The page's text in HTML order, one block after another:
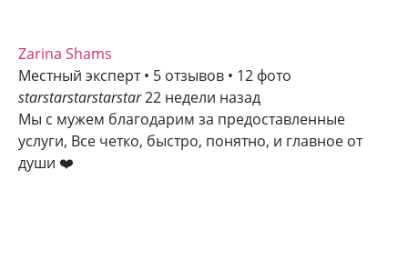
Zarina Shams
Местный эксперт • 5 отзывов • 12 фото
starstarstarstarstar22 недели назад
Мы с мужем благодарим за предоставленные
услуги, Все четко, быстро, понятно, и главное от
души ❤️